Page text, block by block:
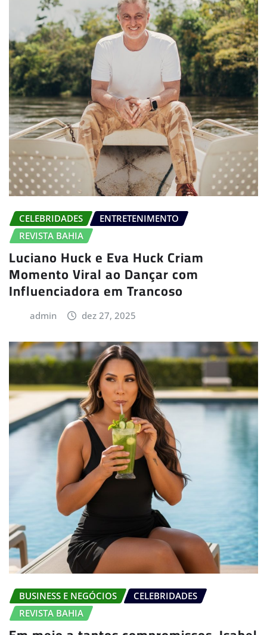
CELEBRIDADES
ENTRETENIMENTO
REVISTA BAHIA
Luciano Huck e Eva Huck Criam
Momento Viral ao Dançar com
Influenciadora em Trancoso
admin dez 27, 2025
BUSINESS E NEGÓCIOS
CELEBRIDADES
REVISTA BAHIA